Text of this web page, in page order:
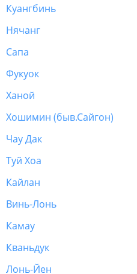
Куангбинь
Нячанг
Сапа
Фукуок
Ханой
Хошимин (быв.Сайгон)
Чау Дак
Туй Хоа
Кайлан
Винь-Лонь
Камау
Кваньдук
Лонь-Йен